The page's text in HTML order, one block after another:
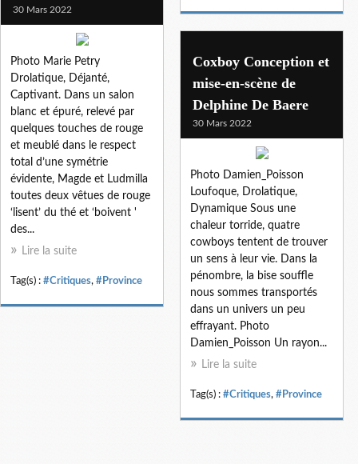
30 Mars 2022
Photo Marie Petry
Drolatique, Déjanté,
Captivant. Dans un salon
blanc et épuré, relevé par
quelques touches de rouge
et meublé dans le respect
total d’une symétrie
évidente, Magde et Ludmilla
toutes deux vêtues de rouge
‘lisent’ du thé et ‘boivent '
des...
Lire la suite
Tag(s) : #Critiques, #Province
Coxboy Conception et
mise-en-scène de
Delphine De Baere
30 Mars 2022
Photo Damien_Poisson
Loufoque, Drolatique,
Dynamique Sous une
chaleur torride, quatre
cowboys tentent de trouver
un sens à leur vie. Dans la
pénombre, la bise souffle
nous sommes transportés
dans un univers un peu
effrayant. Photo
Damien_Poisson Un rayon...
Lire la suite
Tag(s) : #Critiques, #Province